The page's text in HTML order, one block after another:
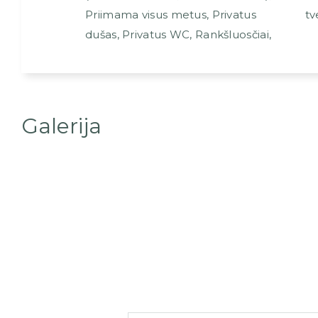
Priimama visus metus, Privatus
dušas, Privatus WC, Rankšluosčiai,
Galerija